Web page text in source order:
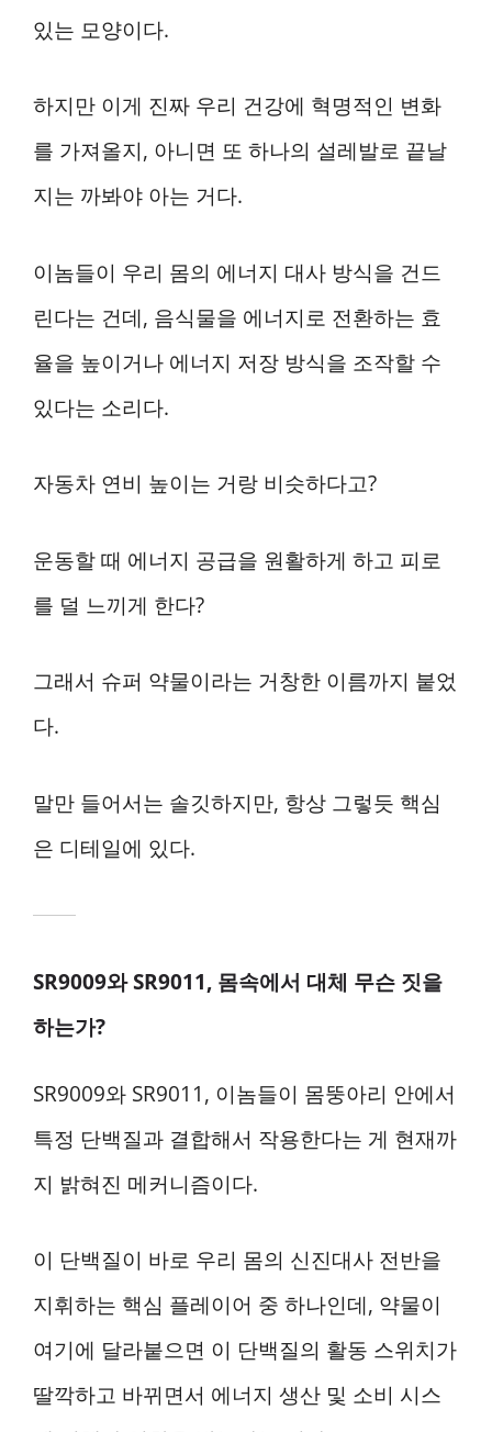
있는 모양이다.
하지만 이게 진짜 우리 건강에 혁명적인 변화
를 가져올지, 아니면 또 하나의 설레발로 끝날
지는 까봐야 아는 거다.
이놈들이 우리 몸의 에너지 대사 방식을 건드
린다는 건데, 음식물을 에너지로 전환하는 효
율을 높이거나 에너지 저장 방식을 조작할 수
있다는 소리다.
자동차 연비 높이는 거랑 비슷하다고?
운동할 때 에너지 공급을 원활하게 하고 피로
를 덜 느끼게 한다?
그래서 슈퍼 약물이라는 거창한 이름까지 붙었
다.
말만 들어서는 솔깃하지만, 항상 그렇듯 핵심
은 디테일에 있다.
SR9009와 SR9011, 몸속에서 대체 무슨 짓을
하는가?
SR9009와 SR9011, 이놈들이 몸뚱아리 안에서
특정 단백질과 결합해서 작용한다는 게 현재까
지 밝혀진 메커니즘이다.
이 단백질이 바로 우리 몸의 신진대사 전반을
지휘하는 핵심 플레이어 중 하나인데, 약물이
여기에 달라붙으면 이 단백질의 활동 스위치가
딸깍하고 바뀌면서 에너지 생산 및 소비 시스